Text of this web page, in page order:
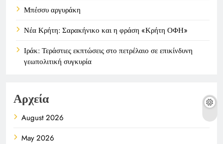
Μπέσσυ αργυράκη
Νέα Κρήτη: Σαρακήνικο και η φράση «Κρήτη ΟΦΗ»
Ιράκ: Τεράστιες εκπτώσεις στο πετρέλαιο σε επικίνδυνη
γεωπολιτική συγκυρία
Αρχεία
August 2026
May 2026